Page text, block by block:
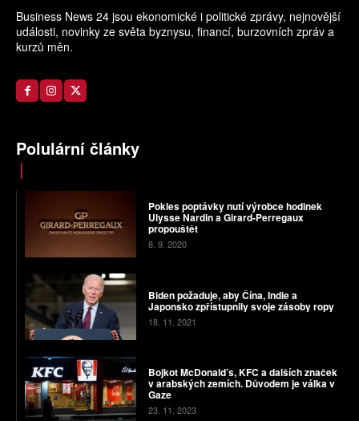
Business News 24 jsou ekonomické i politické zprávy, nejnovější
události, novinky ze světa byznysu, financí, burzovních zpráv a
kurzů měn.
Polulární články
Pokles poptávky nutí výrobce hodinek
Ulysse Nardin a Girard-Perregaux
propouštět
8. 9. 2020
Biden požaduje, aby Čína, Indie a
Japonsko zpřístupnily svoje zásoby ropy
18. 11. 2021
Bojkot McDonald’s, KFC a dalších značek
v arabských zemích. Důvodem je válka v
Gaze
23. 11. 2023